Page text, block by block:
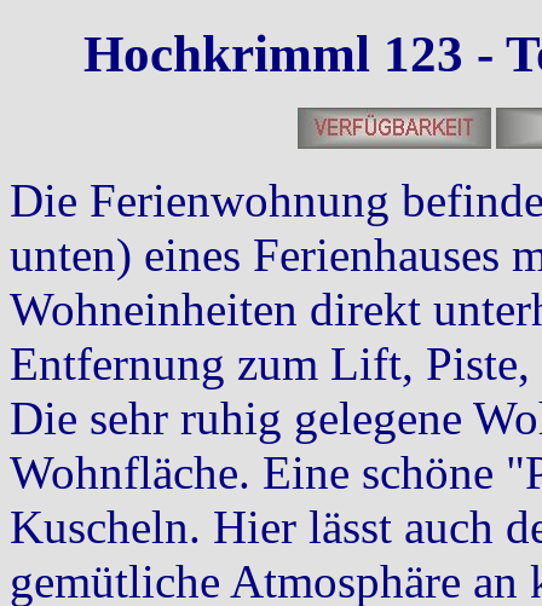
Hochkrimml 123 -
Die Ferienwohnung
unten) eines Ferienhauses
Wohneinheiten direkt
Entfernung zum Lift,
Die sehr ruhig gelegene
Wohnfläche. Eine schöne
Kuscheln. Hier lässt auch
gemütliche Atmosphäre an